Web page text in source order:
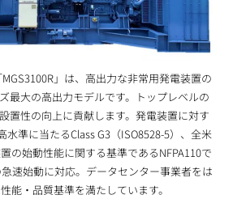
」は、高出力な非常用発電装置の
最大の高出力モデルです。トップレベルの
置性の向上に貢献します。発電装置に対す
水準に当たるClass G3（ISO8528-5）、全米
の始動性能に関する基準であるNFPA110で
速始動に対応。データセンター事業者をは
能・品質基準を満たしています。